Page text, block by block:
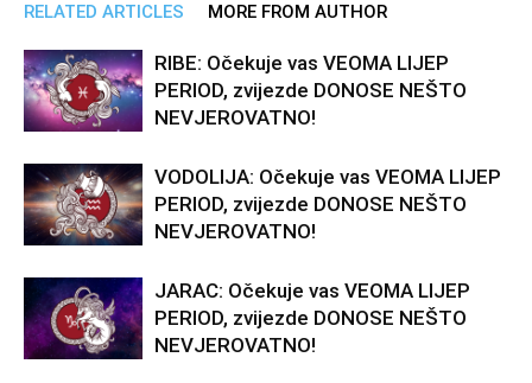
RELATED ARTICLES MORE FROM AUTHOR
RIBE: Očekuje vas VEOMA LIJEP
PERIOD, zvijezde DONOSE NEŠTO
NEVJEROVATNO!
VODOLIJA: Očekuje vas VEOMA LIJEP
PERIOD, zvijezde DONOSE NEŠTO
NEVJEROVATNO!
JARAC: Očekuje vas VEOMA LIJEP
PERIOD, zvijezde DONOSE NEŠTO
NEVJEROVATNO!